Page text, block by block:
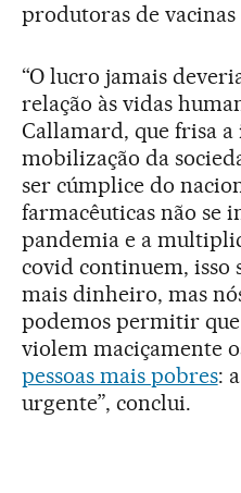
produtoras de vacinas
“O lucro jamais
relação às vidas
Callamard, que frisa
mobilização da
ser cúmplice do
farmacêuticas não se
pandemia e a
covid continuem, isso
mais dinheiro, mas
podemos permitir que
violem maciçamente
pessoas mais pobres:
urgente”, conclui.